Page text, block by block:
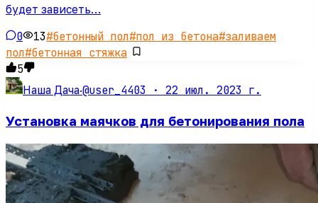
будет зависеть…
0 13#бетонный пол#пол из бетона#заливаем
пол#бетонная стяжка
5
Наша Дача·@user_4403 · 22 июл. 2023 г.
Установка маячков для бетонирования пола